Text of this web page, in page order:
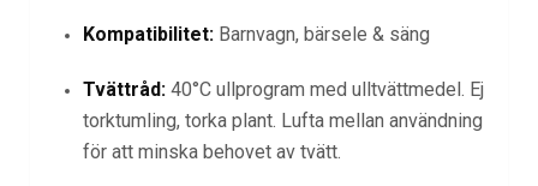
Kompatibilitet:Barnvagn, bärsele & säng
Tvättråd:40°C ullprogram med ulltvättmedel. Ej
torktumling, torka plant. Lufta mellan användning
för att minska behovet av tvätt.